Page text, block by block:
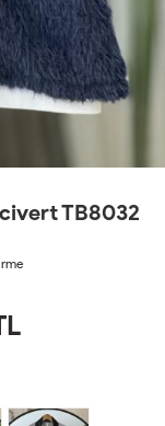
TB8032